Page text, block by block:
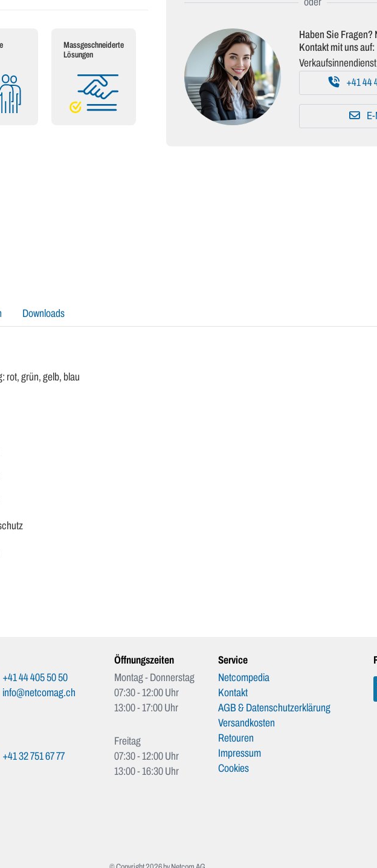
Massgeschneiderte
Lösungen
Haben Sie Fragen?
Kontakt mit uns auf:
Verkaufsinnendienst
+41 44
Downloads
rot, grün, gelb, blau
+41 44 405 50 50
info@netcomag.ch
+41 32 751 67 77
Öffnungszeiten
Montag - Donnerstag
07:30 - 12:00 Uhr
13:00 - 17:00 Uhr
Freitag
07:30 - 12:00 Uhr
13:00 - 16:30 Uhr
Service
Netcompedia
Kontakt
AGB & Datenschutzerklärung
Versandkosten
Retouren
Impressum
Cookies